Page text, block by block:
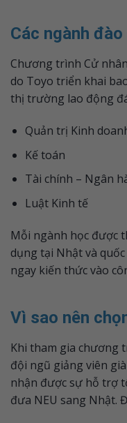
Các ngành
Chương trình Cử
do Toyo triển khai
thị trường lao động
Quản trị Kinh
Kế toán
Tài chính – Ngân
Luật Kinh tế
Mỗi ngành học được
dụng tại Nhật và
ngay kiến thức vào
Vì sao nên
Khi tham gia chương
đội ngũ giảng viên
nhận được sự hỗ trợ
đưa NEU sang Nhật.